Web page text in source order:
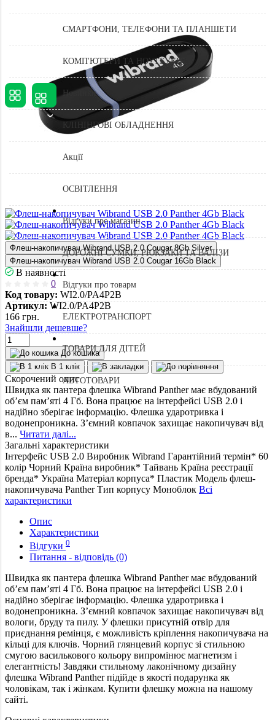
СМАРТФОНИ, ТЕЛЕФОНИ ТА ПЛАНШЕТИ
КОМП'ЮТЕРИ ТА НОУТБУКИ
Новинки
КЛІНІНГОВІ ОБЛАДНЕННЯ
Акції
ОСВІТЛЕННЯ
Відгуки про магазин
ДОРОЖНІ СУМКИ, РЮКЗАКИ ТА ВАЛІЗИ
Відгуки про товарм
ЕЛЕКТРОТРАНСПОРТ
ТОВАРИ ДЛЯ ДІТЕЙ
АВТОТОВАРИ
Флеш-накопичувач Wibrand USB 2.0 Cougar 8Gb Silver
Флеш-накопичувач Wibrand USB 2.0 Cougar 16Gb Black
В наявності
0
Код товару: WI2.0/PA4P2B
Артикул: WI2.0/PA4P2B
166 грн.
Знайшли дешевше?
До кошика
В 1 клік
Скорочений опис
Швидка як пантера флешка Wibrand Panther має вбудований
об’єм пам’яті 4 Гб. Вона працює на інтерфейсі USB 2.0 і
надійно зберігає інформацію. Флешка ударотривка і
водонепроникна. З’ємний ковпачок захищає накопичувач від
в... Читати далі...
Загальні характеристики
Інтерфейс USB 2.0 Виробник Wibrand Гарантійний термін* 60
колір Чорний Країна виробник* Тайвань Країна реєстрації
бренда* Україна Матеріал корпуса* Пластик Модель флеш-
накопичувача Panther Тип корпусу Моноблок Всі
характеристики
Опис
Характеристики
Відгуки 0
Питання - відповідь (0)
Швидка як пантера флешка Wibrand Panther має вбудований
об’єм пам’яті 4 Гб. Вона працює на інтерфейсі USB 2.0 і
надійно зберігає інформацію. Флешка ударотривка і
водонепроникна. З’ємний ковпачок захищає накопичувач від
вологи, бруду та пилу. У флешки присутній отвір для
приєднання ремінця, є можливість кріплення накопичувача на
кільці для ключів. Чорний глянцевий корпус зі стильною
смугою василькового кольору випромінює магнетизм і
елегантність! Завдяки стильному лаконічному дизайну
флешка Wibrand Panther підійде в якості подарунка як
чоловікам, так і жінкам. Купити флешку можна на нашому
сайті.